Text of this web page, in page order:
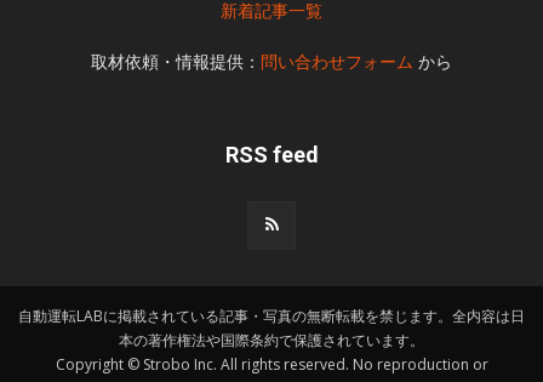
新着記事一覧
取材依頼・情報提供： 問い合わせフォーム から
RSS feed
自動運転LABに掲載されている記事・写真の無断転載を禁じます。全内容は日
本の著作権法や国際条約で保護されています。
Copyright © Strobo Inc. All rights reserved. No reproduction or